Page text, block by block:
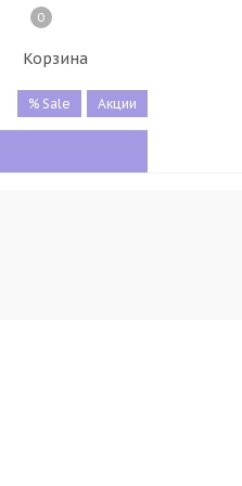
0
Корзина
% Sale Акции